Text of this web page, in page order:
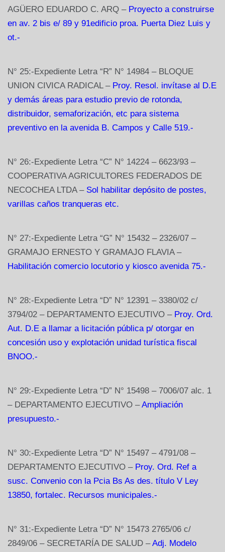
AGÜERO EDUARDO C. ARQ – Proyecto a construirse
en av. 2 bis e/ 89 y 91edificio proa. Puerta Diez Luis y
ot.-
N° 25:-Expediente Letra “R” N° 14984 – BLOQUE
UNION CIVICA RADICAL – Proy. Resol. invítase al D.E
y demás áreas para estudio previo de rotonda,
distribuidor, semaforización, etc para sistema
preventivo en la avenida B. Campos y Calle 519.-
N° 26:-Expediente Letra “C” N° 14224 – 6623/93 –
COOPERATIVA AGRICULTORES FEDERADOS DE
NECOCHEA LTDA – Sol habilitar depósito de postes,
varillas caños tranqueras etc.
N° 27:-Expediente Letra “G” N° 15432 – 2326/07 –
GRAMAJO ERNESTO Y GRAMAJO FLAVIA –
Habilitación comercio locutorio y kiosco avenida 75.-
N° 28:-Expediente Letra “D” N° 12391 – 3380/02 c/
3794/02 – DEPARTAMENTO EJECUTIVO – Proy. Ord.
Aut. D.E a llamar a licitación pública p/ otorgar en
concesión uso y explotación unidad turística fiscal
BNOO.-
N° 29:-Expediente Letra “D” N° 15498 – 7006/07 alc. 1
– DEPARTAMENTO EJECUTIVO –Ampliación
presupuesto.-
N° 30:-Expediente Letra “D” N° 15497 – 4791/08 –
DEPARTAMENTO EJECUTIVO – Proy. Ord. Ref a
susc. Convenio con la Pcia Bs As des. título V Ley
13850, fortalec. Recursos municipales.-
N° 31:-Expediente Letra “D” N° 15473 2765/06 c/
2849/06 – SECRETARÍA DE SALUD –Adj. Modelo